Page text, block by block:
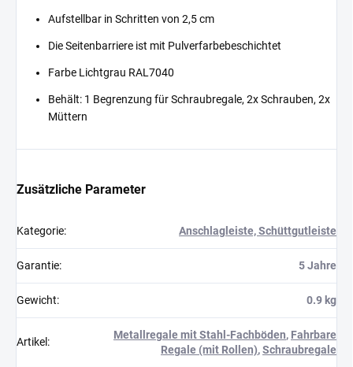
Aufstellbar in Schritten von 2,5 cm
Die Seitenbarriere ist mit Pulverfarbebeschichtet
Farbe Lichtgrau RAL7040
Behält: 1 Begrenzung für Schraubregale, 2x Schrauben, 2x
Müttern
Zusätzliche Parameter
Kategorie: Anschlagleiste, Schüttgutleiste
Garantie: 5 Jahre
Gewicht: 0.9 kg
Artikel :
Metallregale mit Stahl-Fachböden, Fahrbare
Regale (mit Rollen),Schraubregale